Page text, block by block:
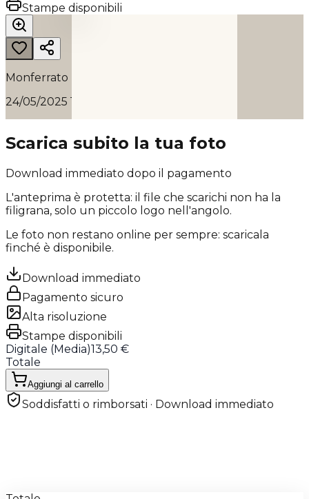
Stampe disponibili
Monferrato
24/05/2025 16:27
Scarica subito la tua foto
Download immediato dopo il pagamento
L'anteprima è protetta: il file che scarichi non ha la
filigrana, solo un piccolo logo nell'angolo.
Le foto non restano online per sempre: scaricala
finché è disponibile.
Download immediato
Pagamento sicuro
Alta risoluzione
Stampe disponibili
Digitale (Media)13,50 €
Totale
Aggiungi al carrello
Soddisfatti o rimborsati · Download immediato